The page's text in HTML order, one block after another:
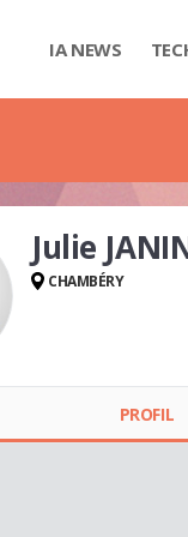
IA NEWS
Julie
CHAMBÉRY
PROFIL